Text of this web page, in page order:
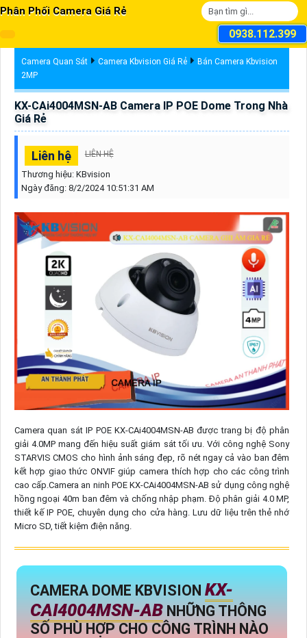
Phân Phối Camera Giá Rẻ
0938.112.399
Camera Quan Sát Camera Kbvision Giá Rẻ
Bán Camera Kbvision
2MP
KX-CAi4004MSN-AB Camera IP POE Dome Trong Nhà
Giá Rẻ
Liên hệ LIÊN HỆ
Thương hiệu: KBvision
Ngày đăng: 8/2/2024 10:51:31 AM
Camera quan sát IP POE KX-CAi4004MSN-AB được trang bị độ phân
giải 4.0MP mang đến hiệu suất giám sát tối ưu. Với công nghệ Sony
STARVIS CMOS cho hình ảnh sáng đẹp, rõ nét ngay cả vào ban đêm
kết hợp giao thức ONVIF giúp camera thích hợp cho các công trình
cao cấp.Camera an ninh POE KX-CAi4004MSN-AB sử dụng công nghệ
hồng ngoại 40m ban đêm và chống nhập phạm. Độ phân giải 4.0 MP,
thiết kế IP POE, chuyên dụng cho cửa hàng. Lưu dữ liệu trên thẻ nhớ
Micro SD, tiết kiệm điện năng.
CAMERA DOME KBVISION KX-
CAI4004MSN-ABNHỮNG THÔNG
SỐ PHÙ HỢP CHO CÔNG TRÌNH NÀO